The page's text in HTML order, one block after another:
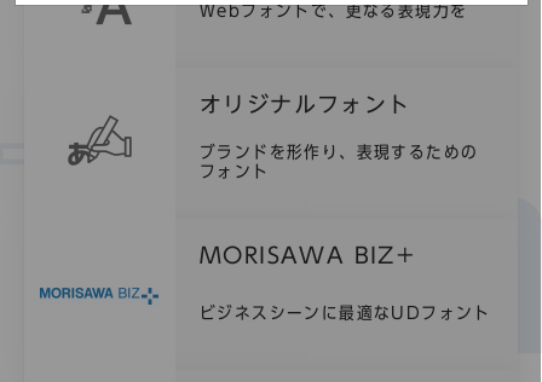
Webフォントで、更なる表現力を
オリジナルフォント
ブランドを形作り、表現するための
フォント
MORISAWA BIZ+
ビジネスシーンに最適なUDフォント